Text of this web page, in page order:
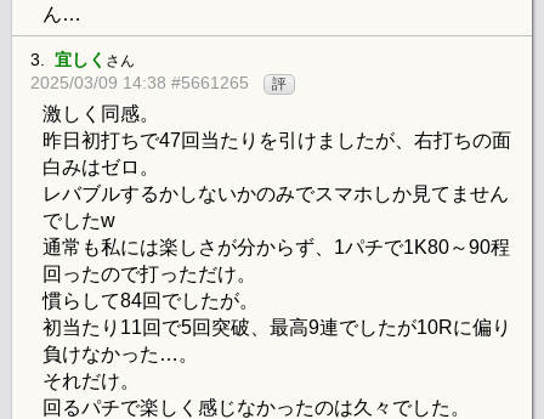
ん…
3. 宜しく さん
2025/03/09 14:38 #5661265 評
激しく同感。
昨日初打ちで47回当たりを引けましたが、右打ちの面
白みはゼロ。
レバブルするかしないかのみでスマホしか見てません
でしたw
通常も私には楽しさが分からず、1パチで1K80～90程
回ったので打っただけ。
慣らして84回でしたが。
初当たり11回で5回突破、最高9連でしたが10Rに偏り
負けなかった…。
それだけ。
回るパチで楽しく感じなかったのは久々でした。